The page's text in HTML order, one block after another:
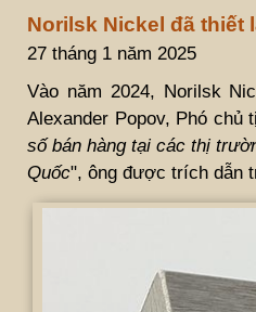
Norilsk Nickel đã thiết
27 tháng 1 năm 2025
Vào năm 2024, Norilsk
Alexander Popov, Phó chủ
số bán hàng tại các thị
Quốc", ông được trích dẫn